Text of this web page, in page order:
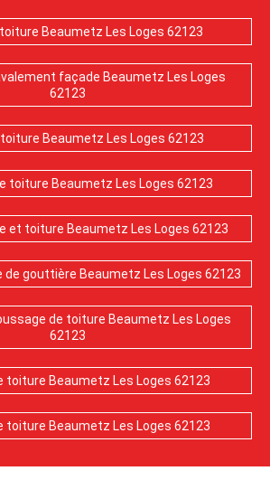
Beaumetz Les Loges 62123
façade Beaumetz Les Loges
62123
Beaumetz Les Loges 62123
toiture Beaumetz Les Loges 62123
et toiture Beaumetz Les Loges 62123
de gouttière Beaumetz Les Loges 62123
de toiture Beaumetz Les Loges
62123
toiture Beaumetz Les Loges 62123
toiture Beaumetz Les Loges 62123